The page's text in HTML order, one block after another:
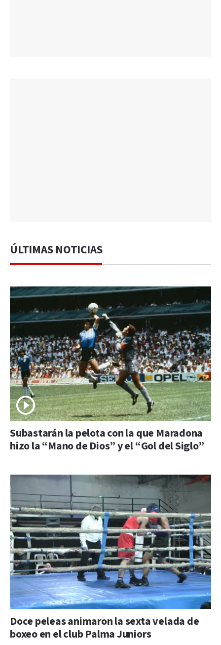
ÚLTIMAS NOTICIAS
Subastarán la pelota con la que Maradona
hizo la “Mano de Dios” y el “Gol del Siglo”
Doce peleas animaron la sexta velada de
boxeo en el club Palma Juniors